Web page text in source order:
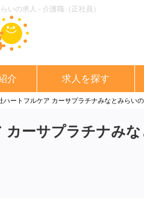
いの求人 - 介護職（正社員）
介 求人を探す
ハートフルケア カーサプラチナみなとみらい
カーサプラチナみ